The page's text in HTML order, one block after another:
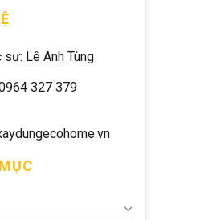
sư: Lê Anh Tùng
327 379